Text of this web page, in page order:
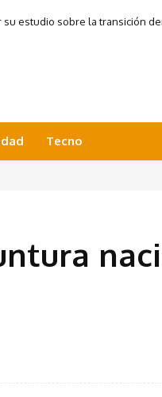
su estudio sobre la transición
Tecno